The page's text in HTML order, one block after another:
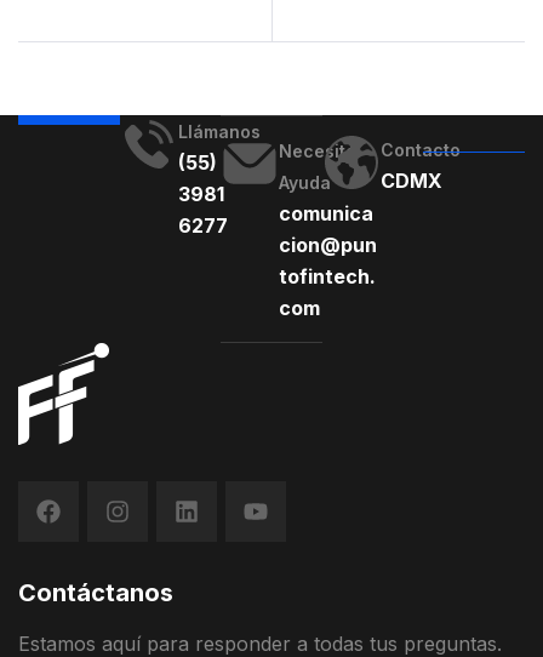
Humano
Llámanos
(55)
3981
6277
Necesito
Ayuda
comunica
cion@pun
tofintech.
com
Contacto
CDMX
Contáctanos
Estamos aquí para responder a todas tus preguntas.